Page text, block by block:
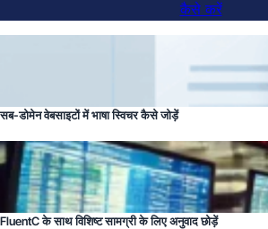
कैसे करें
सब-डोमेन वेबसाइटों में भाषा स्विचर कैसे जोड़ें
FluentC के साथ विशिष्ट सामग्री के लिए अनुवाद छोड़ें